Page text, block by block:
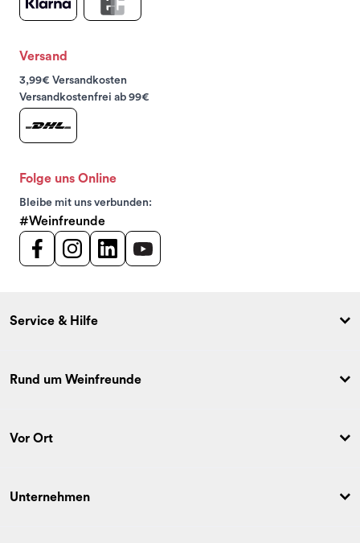
Versand
3,99€ Versandkosten
Versandkostenfrei ab 99€
Folge uns Online
Bleibe mit uns verbunden:
#Weinfreunde
Service & Hilfe
Rund um Weinfreunde
Vor Ort
Unternehmen